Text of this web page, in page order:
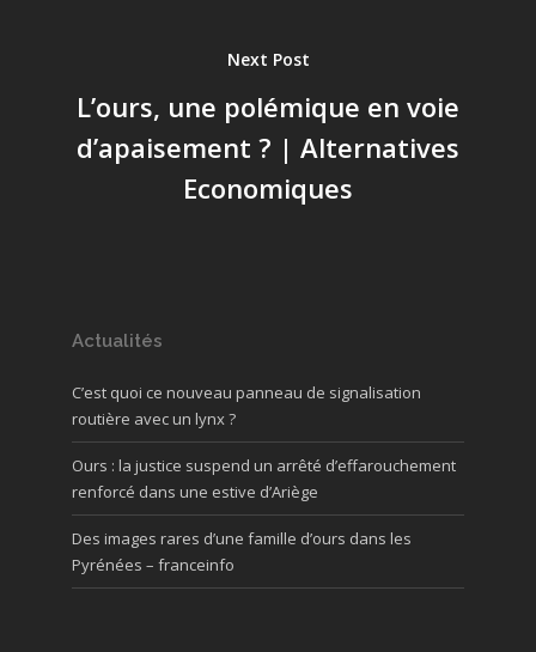
Next Post
L’ours, une polémique en voie
d’apaisement ? | Alternatives
Economiques
Actualités
C’est quoi ce nouveau panneau de signalisation
routière avec un lynx ?
Ours : la justice suspend un arrêté d’effarouchement
renforcé dans une estive d’Ariège
Des images rares d’une famille d’ours dans les
Pyrénées – franceinfo